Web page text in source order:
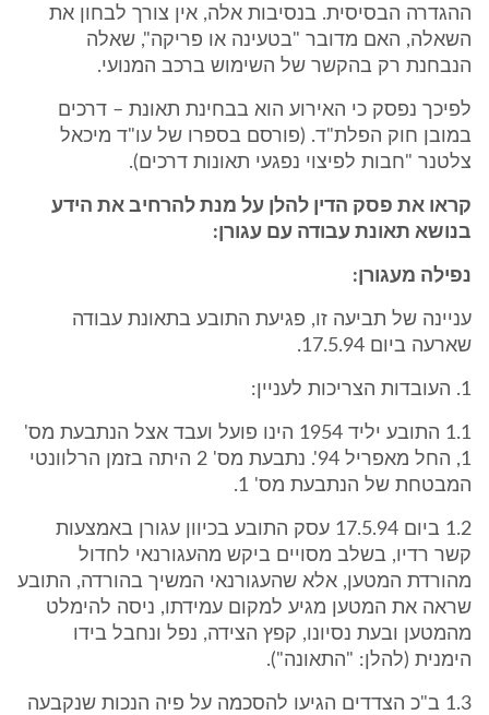
ההגדרה הבסיסית. בנסיבות אלה, אין צורך לבחון את
השאלה, האם מדובר "בטעינה או פריקה", שאלה
הנבחנת רק בהקשר של השימוש ברכב המנועי.
לפיכך נפסק כי האירוע הוא בבחינת תאונת – דרכים
במובן חוק הפלת"ד. (פורסם בספרו של עו"ד מיכאל
צלטנר "חבות לפיצוי נפגעי תאונות דרכים).
קראו את פסק הדין להלן על מנת להרחיב את הידע
בנושא תאונת עבודה עם עגורן:
נפילה מעגורן:
עניינה של תביעה זו, פגיעת התובע בתאונת עבודה
שארעה ביום 17.5.94.
1. העובדות הצריכות לעניין:
1.1 התובע יליד 1954 הינו פועל ועבד אצל הנתבעת מס'
1, החל מאפריל 94'. נתבעת מס' 2 היתה בזמן הרלוונטי
המבטחת של הנתבעת מס' 1.
1.2 ביום 17.5.94 עסק התובע בכיוון עגורן באמצעות
קשר רדיו, בשלב מסויים ביקש מהעגורנאי לחדול
מהורדת המטען, אלא שהעגורנאי המשיך בהורדה, התובע
שראה את המטען מגיע למקום עמידתו, ניסה להימלט
מהמטען ובעת נסיונו, קפץ הצידה, נפל ונחבל בידו
הימנית (להלן: "התאונה").
1.3 ב"כ הצדדים הגיעו להסכמה על פיה הנכות שנקבעה